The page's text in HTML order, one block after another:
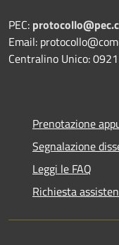
PEC:
Email:
Centralino Unico:
Prenotazione
Segnalazione
Leggi le FAQ
Richiesta